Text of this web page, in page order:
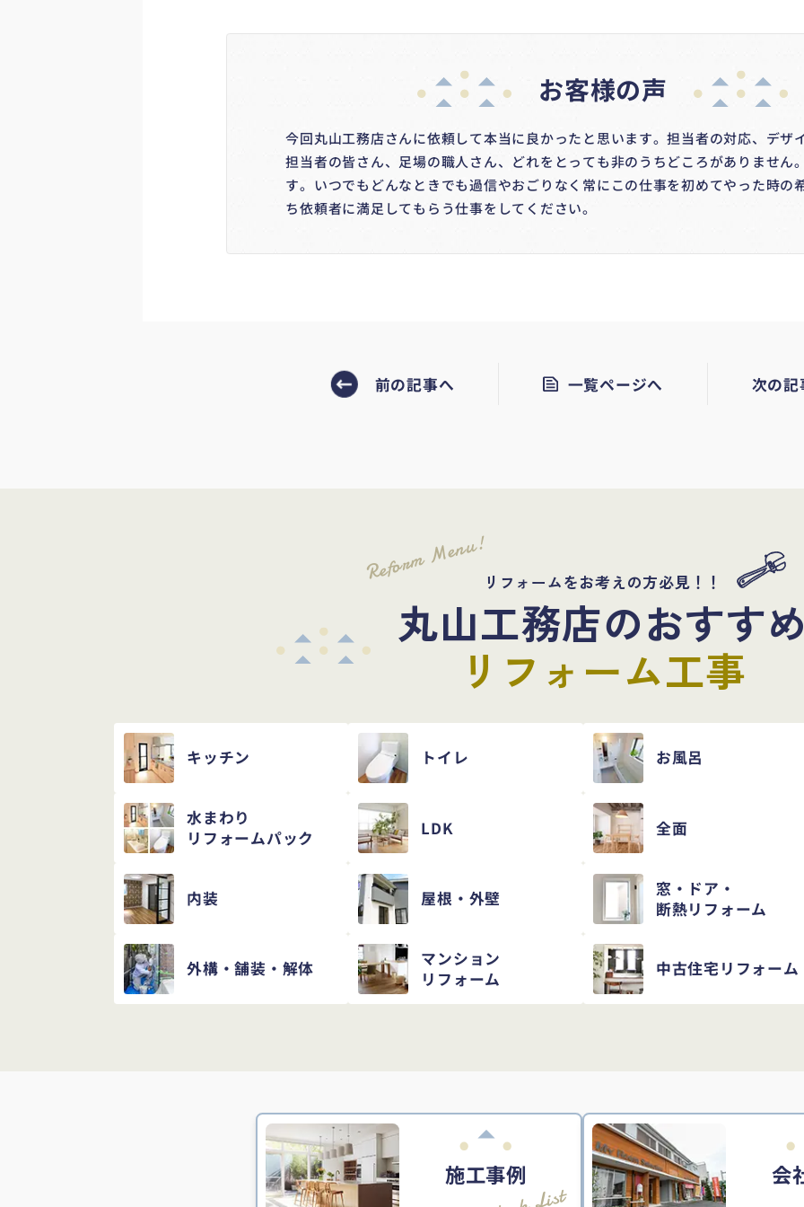
お客様の声
今回丸山工務店さんに依頼して本当に良かったと思います。担当者の対応、デザ
担当者の皆さん、足場の職人さん、どれをとっても非のうちどころがありません
す。いつでもどんなときでも過信やおごりなく常にこの仕事を初めてやった時の
ち依頼者に満足してもらう仕事をしてください。
前の記事へ 一覧ページへ 次の記
Reform Menu! リフォームをお考えの方必見！！
丸山工務店のおすす
リフォーム工事
キッチン トイレ お風呂
水まわり
リフォームパック
LDK 全面
内装 屋根・外壁
窓・ドア・
断熱リフォーム
外構・舗装・解体
マンション
リフォーム
中古住宅 リフォーム
施工事例 会